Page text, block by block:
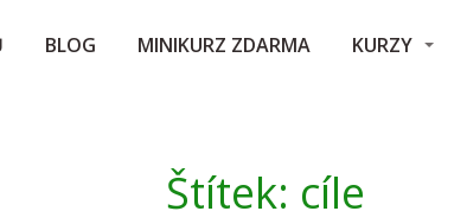
BLOG MINIKURZ ZDARMA KURZY
Štítek: cíle